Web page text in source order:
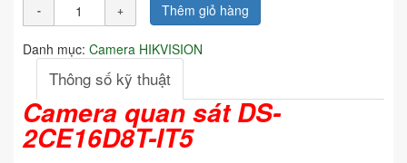
Thêm giỏ hàng
Danh mục: Camera HIKVISION
Thông số kỹ thuật
Camera quan sát DS-
2CE16D8T-IT5